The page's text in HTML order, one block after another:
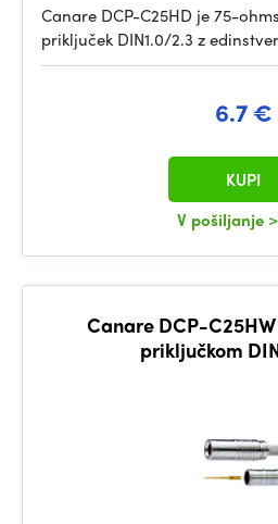
Canare DCP-C25HD je 75-
priključek DIN1.0/2.3 z
6.7 €
V pošiljanje
KUPI
Canare DCP-
priključkom